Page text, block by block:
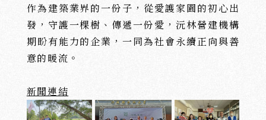
作為建築業界的一份子，從愛護家園的初心出
發，守護一棵樹、傳遞一份愛，沅林營建機構
期盼有能力的企業，一同為社會永續正向與善
意的暖流。
新聞連結